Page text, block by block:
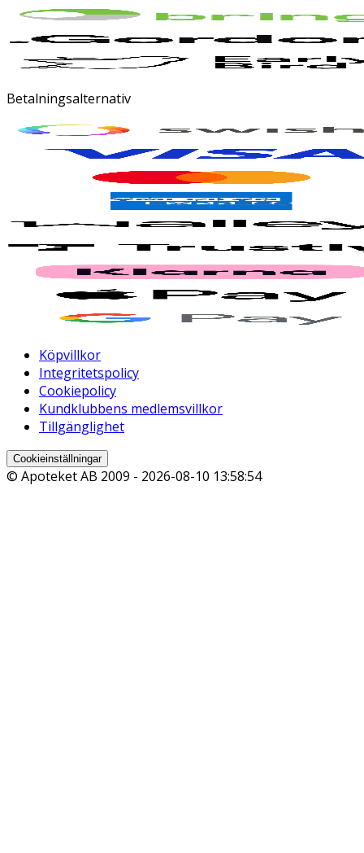
Betalningsalternativ
Köpvillkor
Integritetspolicy
Cookiepolicy
Kundklubbens medlemsvillkor
Tillgänglighet
Cookieinställningar
© Apoteket AB 2009 - 2026-08-10 13:58:54